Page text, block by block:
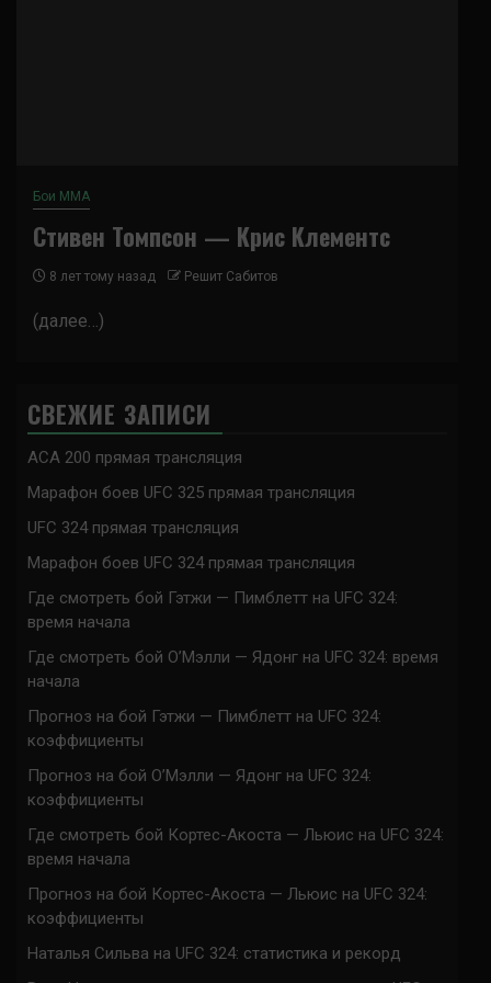
Бои ММА
Стивен Томпсон — Крис Клементс
8 лет тому назад Решит Сабитов
(далее…)
СВЕЖИЕ ЗАПИСИ
ACA 200 прямая трансляция
Марафон боев UFC 325 прямая трансляция
UFC 324 прямая трансляция
Марафон боев UFC 324 прямая трансляция
Где смотреть бой Гэтжи — Пимблетт на UFC 324:
время начала
Где смотреть бой О’Мэлли — Ядонг на UFC 324: время
начала
Прогноз на бой Гэтжи — Пимблетт на UFC 324:
коэффициенты
Прогноз на бой О’Мэлли — Ядонг на UFC 324:
коэффициенты
Где смотреть бой Кортес-Акоста — Льюис на UFC 324:
время начала
Прогноз на бой Кортес-Акоста — Льюис на UFC 324:
коэффициенты
Наталья Сильва на UFC 324: статистика и рекорд